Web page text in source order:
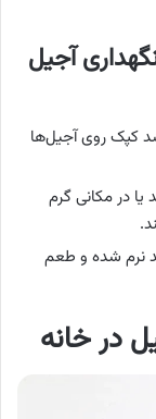
آجیل
کپک روی آجیل‌ها
در مکانی گرم
نرم شده و طعم
در خانه